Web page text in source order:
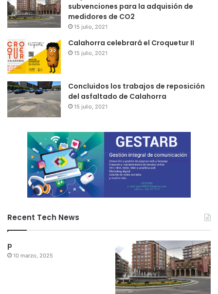
subvenciones para la adquisión de
medidores de CO2
15 julio, 2021
Calahorra celebrará el Croquetur II
15 julio, 2021
Concluidos los trabajos de reposición
del asfaltado de Calahorra
15 julio, 2021
Recent Tech News
p
10 marzo, 2025